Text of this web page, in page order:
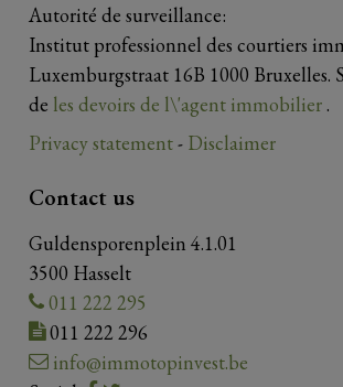
Autorité de surveillance:
Institut professionnel des courtiers
Luxemburgstraat 16B 1000 Bruxelles.
de les devoirs de l\'agent immobilier.
Privacy statement- Disclaimer
Contact us
Guldensporenplein 4.1.01
3500 Hasselt
011 222 295
011 222 296
info@immotopinvest.be